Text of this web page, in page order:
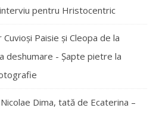
pentru Hristocentric
Paisie și Cleopa de la
deshumare - Şapte pietre la
Dima, tată de Ecaterina –